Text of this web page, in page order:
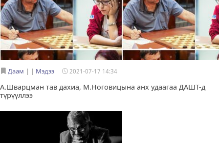
Даам | Мэдээ 2021-07-17 14:34
А.Шварцман тав дахиа, М.Ноговицына анх удаагаа ДАШТ-д
түрүүллээ